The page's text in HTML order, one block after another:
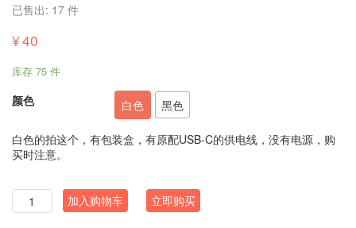
已售出: 17 件
¥40
库存 75 件
颜色 白色 黑色
白色的拍这个，有包装盒，有原配USB-C的供电线，没有电源，购
买时注意。
数
量
加入购物车 立即购买